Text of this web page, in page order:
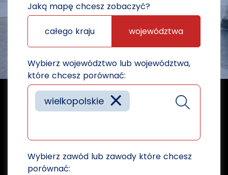
Jaką mapę chcesz zobaczyć?
całego kraju województwa
Wybierz województwo lub województwa,
które chcesz porównać:
×
wielkopolskie
Wybierz zawód lub zawody które chcesz
porównać: